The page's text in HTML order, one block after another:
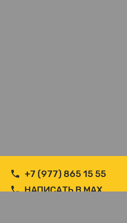
+7 (977) 865 15 55
НАПИСАТЬ В MAX